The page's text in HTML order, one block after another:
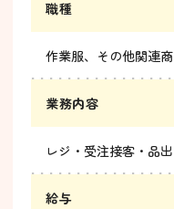
職種
作業服、その他関連
業務内容
レジ・受注接客・品
給与